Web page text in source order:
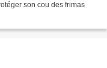
son cou des frimas